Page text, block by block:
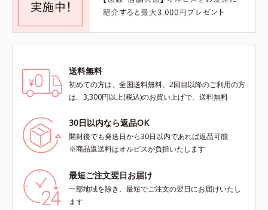
送料無料
初めての方は、全国送料無料、2回目以降のご利用の方
は、3,300円以上(税込)のお買い上げで、送料無料
30日以内なら返品OK
開封後でも発送日から30日以内であれば返品可能
※商品返送料はオルビスが負担いたします
最短ご注文翌日お届け
一部地域を除き、最短でご注文の翌日にお届けいたし
ます